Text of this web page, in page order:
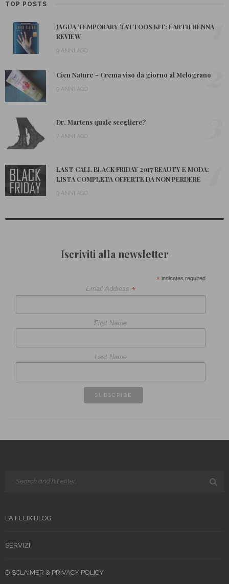
TOP POSTS
JAGUA TEMPORARY TATTOOS KIT: EARTH HENNA
REVIEW
9 ANNI AGO
1
Cien Nature ~ Crema viso da giorno al Melograno
9 ANNI AGO 2
Dr. Martens quale scegliere?
7 ANNI AGO
LAST CALL BLACK FRIDAY 2017 BEAUTY E MODA:
LISTA COMPLETA OFFERTE DA NON PERDERE
9 ANNI AGO
4
Iscriviti alla newsletter
* indicates required
Email Address *
First Name
Last Name
LA FELIX BLOG
SERVIZI
DISCLAIMER & PRIVACY POLICY